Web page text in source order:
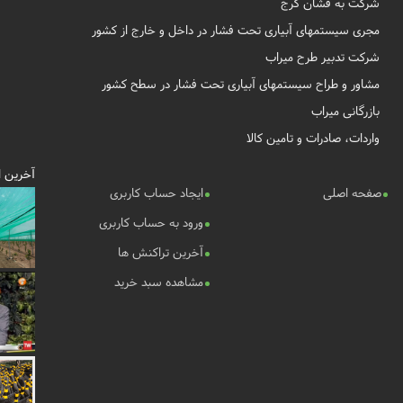
مجری سیستمهای آبیاری تحت فشار در داخل و خارج از کشور
شرکت تدبیر طرح میراب
مشاور و طراح سیستمهای آبیاری تحت فشار در سطح کشور
بازرگانی میراب
واردات، صادرات و تامین کالا
صفحه اصلی
ایجاد حساب کاربری
ورود به حساب کاربری
آخرین تراکنش ها
مشاهده سبد خرید
آخرین